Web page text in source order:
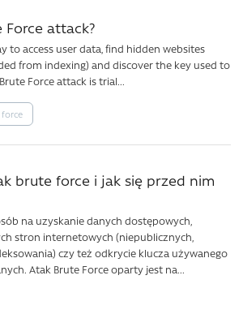
Force attack?
to access user data, find hidden websites
from indexing) and discover the key used to
Force attack is trial...
brute force i jak się przed nim
na uzyskanie danych dostępowych,
stron internetowych (niepublicznych,
czy też odkrycie klucza używanego
Atak Brute Force oparty jest na...